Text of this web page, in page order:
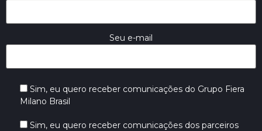
Seu e-mail
Sim, eu quero receber comunicações do Grupo Fiera
Milano Brasil
Sim, eu quero receber comunicações dos parceiros